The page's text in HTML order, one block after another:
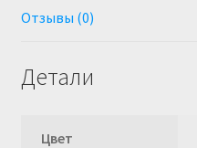
Отзывы (0)
Детали
Цвет